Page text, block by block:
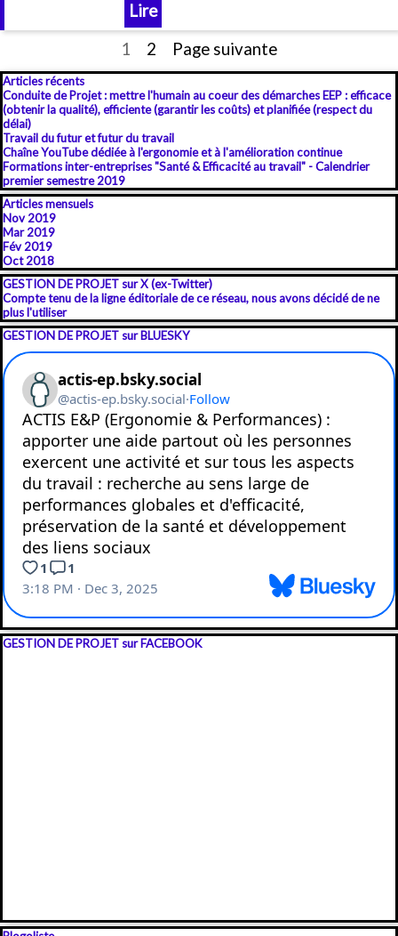
Lire
Page actuelle :
1 Aller à la page :
2
Page suivante
Sauter le bloc Articles récents
Articles récents
Conduite de Projet : mettre l'humain au coeur des démarches EEP : efficace
(obtenir la qualité), efficiente (garantir les coûts) et planifiée (respect du
délai)
Travail du futur et futur du travail
Chaîne YouTube dédiée à l'ergonomie et à l'amélioration continue
Formations inter-entreprises "Santé & Efficacité au travail" - Calendrier
premier semestre 2019
Sauter le bloc Articles mensuels
Articles mensuels
Nov 2019
Mar 2019
Fév 2019
Oct 2018
Sauter le bloc GESTION DE PROJET sur X (ex-
GESTION DE PROJET sur X (ex-Twitter)
Compte tenu de la ligne éditoriale de ce réseau, nous avons décidé de ne
plus l'utiliser
Sauter le bloc GESTION DE PROJET sur BLUESKY
GESTION DE PROJET sur BLUESKY
Sauter le bloc GESTION DE PROJET sur FACEBOOK
GESTION DE PROJET sur FACEBOOK